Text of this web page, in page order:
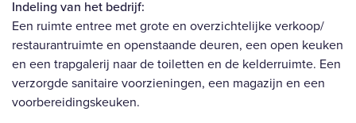
Indeling van het bedrijf:
Een ruimte entree met grote en overzichtelijke verkoop/
restaurantruimte en openstaande deuren, een open keuken
en een trapgalerij naar de toiletten en de kelderruimte. Een
verzorgde sanitaire voorzieningen, een magazijn en een
voorbereidingskeuken.